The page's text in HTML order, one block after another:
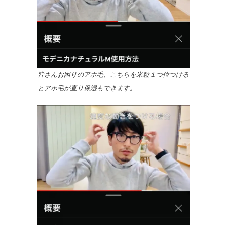
皆さんお困りのアホ毛、こちらを米粒１つ位つける
とアホ毛が直り保湿もできます。